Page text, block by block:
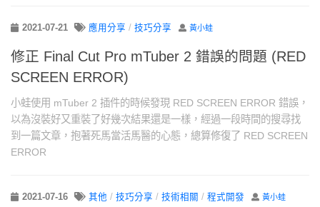
2021-07-21 應用分享 / 技巧分享 黃小蛙
修正 Final Cut Pro mTuber 2 錯誤的問題 (RED
SCREEN ERROR)
小蛙使用 mTuber 2 插件的時候發現 RED SCREEN ERROR 錯誤，
以為沒裝好又重裝了好幾次結果還是一樣，經過一段時間的搜尋找
到一篇文章，抱著死馬當活馬醫的心態，總算修復了 RED SCREEN
ERROR
2021-07-16 其他 / 技巧分享 / 技術相關 / 程式開發 黃小蛙